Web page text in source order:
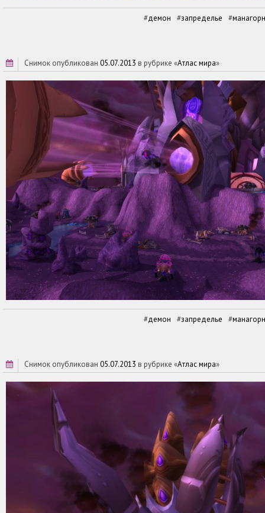
демон запределье
снимок опубликован 05.07.2013 в рубрике «Атлас мира»
демон запределье
снимок опубликован 05.07.2013 в рубрике «Атлас мира»